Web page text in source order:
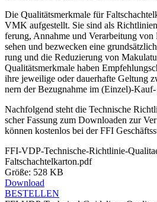
Die Qua­li­täts­merk­ma­le für
VMK auf­ge­stellt. Sie sind als
fe­rung, Annah­me und Ver­ar­bei­tung
se­hen und bezwe­cken eine
rung und die Redu­zie­rung von
Qua­li­täts­merk­ma­le haben
ihre jewei­li­ge oder dau­er­haf­te Gel­tung
nern der Bezug­nah­me im (Einzel)-
Nach­fol­gend steht die Tech­ni­sche
scher Fas­sung zum Down­loa­den zur
kön­nen kos­ten­los bei der FFI
FFI-VDP-Technische-Richtlinie-
Faltschachtelkarton.pdf
Grö­ße: 528 KB
Down­load
BESTELLEN